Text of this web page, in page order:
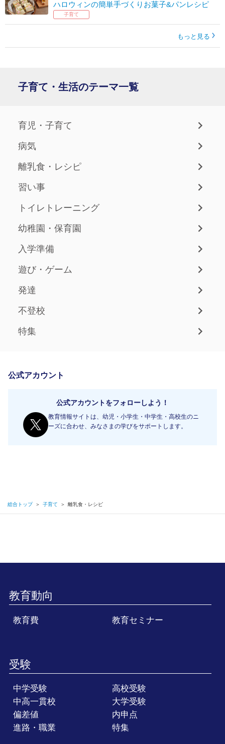
ハロウィンの簡単手づくりお菓子&パンレシピ
子育て
もっと見る
子育て・生活のテーマ一覧
育児・子育て
病気
離乳食・レシピ
習い事
トイレトレーニング
幼稚園・保育園
入学準備
遊び・ゲーム
発達
不登校
特集
公式アカウント
公式アカウントをフォローしよう！
教育情報サイトは、幼児・小学生・中学生・高校生のニ
ーズに合わせ、みなさまの学びをサポートします。
総合トップ ＞ 子育て ＞ 離乳食・レシピ
教育動向
教育費 教育セミナー
受験
中学受験
高校受験
中高一貫校
大学受験
偏差値
内申点
進路・職業
特集